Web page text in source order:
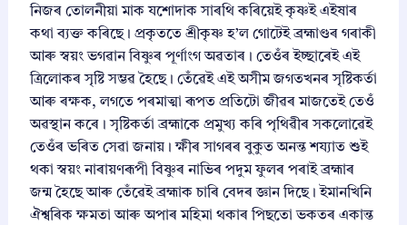
​নিজৰ তোলনীয়া মাক যশোদাক সাৰথি কৰিয়েই কৃষ্ণই এইষাৰ
কথা ব্যক্ত কৰিছে। প্ৰকৃততে শ্ৰীকৃষ্ণ হ’ল গোটেই ব্ৰহ্মাণ্ডৰ গৰাকী
আৰু স্বয়ং ভগৱান বিষ্ণুৰ পূৰ্ণাংগ অৱতাৰ। তেওঁৰ ইচ্ছাৰেই এই
ত্ৰিলোকৰ সৃষ্টি সম্ভৱ হৈছে। তেঁৱেই এই অসীম জগতখনৰ সৃষ্টিকৰ্তা
আৰু ৰক্ষক, লগতে পৰমাত্মা ৰূপত প্ৰতিটো জীৱৰ মাজতেই তেওঁ
অৱস্থান কৰে। সৃষ্টিকৰ্তা ব্ৰহ্মাকে প্ৰমুখ্য কৰি পৃথিৱীৰ সকলোৱেই
তেওঁৰ ভৰিত সেৱা জনায়। ক্ষীৰ সাগৰৰ বুকুত অনন্ত শয্যাত শুই
থকা স্বয়ং নাৰায়ণৰূপী বিষ্ণুৰ নাভিৰ পদুম ফুলৰ পৰাই ব্ৰহ্মাৰ
জন্ম হৈছে আৰু তেঁৱেই ব্ৰহ্মাক চাৰি বেদৰ জ্ঞান দিছে। ইমানখিনি
ঐশ্বৰিক ক্ষমতা আৰু অপাৰ মহিমা থকাৰ পিছতো ভকতৰ একান্ত